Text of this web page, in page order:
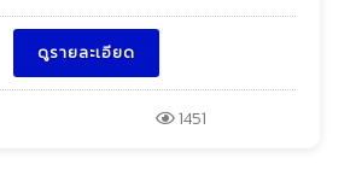
ดูรายละเอียด
1451